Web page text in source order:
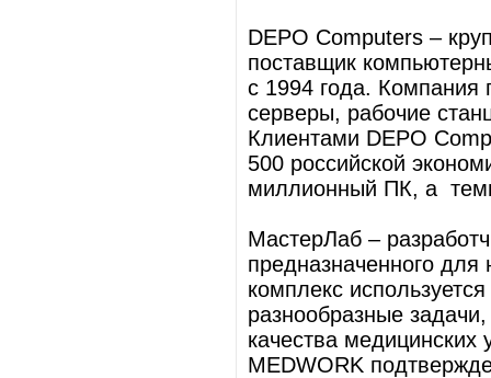
DEPO Computers –
поставщик
с 1994 года. Компания
серверы, рабочие
Клиентами DEPO
500 российской
миллионный ПК, а
МастерЛаб –
предназначенного
комплекс
разнообразные
качества медицинских
MEDWORK